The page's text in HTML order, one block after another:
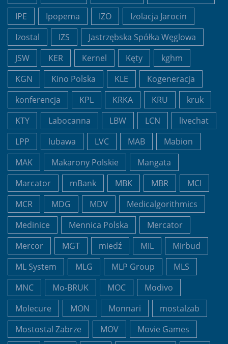
IPE
Ipopema IZO
Izolacja Jarocin
Izostal
IZS
Jastrzębska Spółka Węglowa
JSW
KER Kernel Kęty
kghm
KGN
Kino Polska KLE
Kogeneracja
konferencja
KPL KRKA KRU
kruk
KTY
Labocanna LBW LCN
livechat
LPP
lubawa LVC MAB
Mabion
MAK
Makarony Polskie
Mangata
Marcator
mBank MBK MBR
MCI
MCR
MDG MDV
Medicalgorithmics
Medinice
Mennica Polska
Mercator
Mercor
MGT miedź MIL
Mirbud
ML System
MLG MLP Group
MLS
MNC
Mo-BRUK MOC
Modivo
Molecure
MON Monnari
mostalzab
Mostostal Zabrze
MOV
Movie Games